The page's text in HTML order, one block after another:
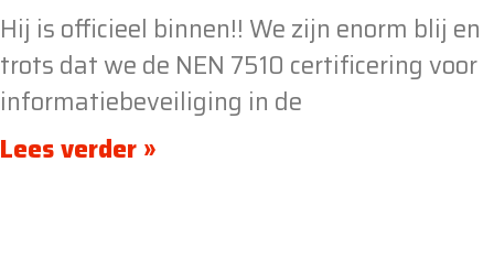
Hij is officieel binnen!! We zijn enorm blij en
trots dat we de NEN 7510 certificering voor
informatiebeveiliging in de
Lees verder »